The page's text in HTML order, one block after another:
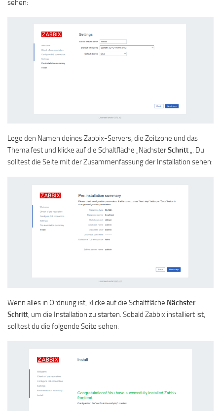
sehen:
Lege den Namen deines Zabbix-Servers, die Zeitzone und das
Thema fest und klicke auf die Schaltfläche „NächsterSchritt „. Du
solltest die Seite mit der Zusammenfassung der Installation sehen:
Wenn alles in Ordnung ist, klicke auf die Schaltfläche Nächster
Schritt, um die Installation zu starten. Sobald Zabbix installiert ist,
solltest du die folgende Seite sehen: